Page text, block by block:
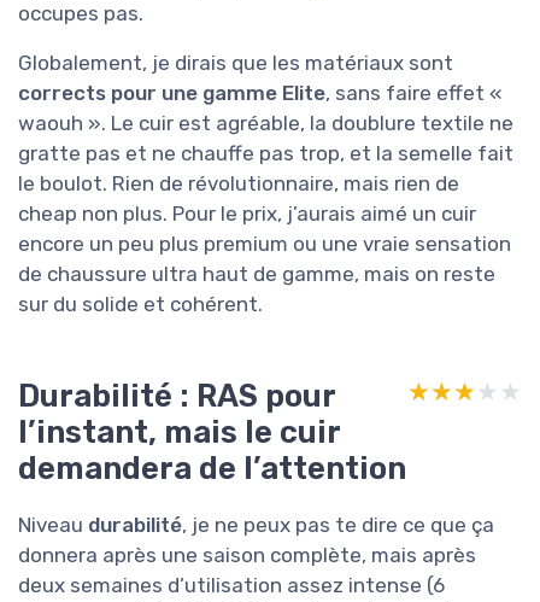
occupes pas.
Globalement, je dirais que les matériaux sont
corrects pour une gamme Elite, sans faire effet «
waouh ». Le cuir est agréable, la doublure textile ne
gratte pas et ne chauffe pas trop, et la semelle fait
le boulot. Rien de révolutionnaire, mais rien de
cheap non plus. Pour le prix, j’aurais aimé un cuir
encore un peu plus premium ou une vraie sensation
de chaussure ultra haut de gamme, mais on reste
sur du solide et cohérent.
Durabilité : RAS pour
l’instant, mais le cuir
demandera de l’attention
★★★★★
★★★★★
Niveau durabilité, je ne peux pas te dire ce que ça
donnera après une saison complète, mais après
deux semaines d’utilisation assez intense (6